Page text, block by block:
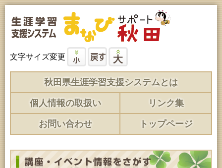
文字サイズ変更
秋田県生涯学習支援システムとは
個人情報の取扱い リンク集
お問い合わせ トップページ